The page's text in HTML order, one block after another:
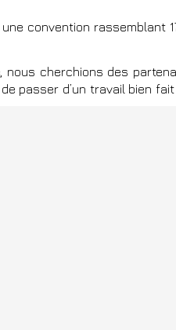
convention rassemblant
cherchions des
passer d’un travail bien